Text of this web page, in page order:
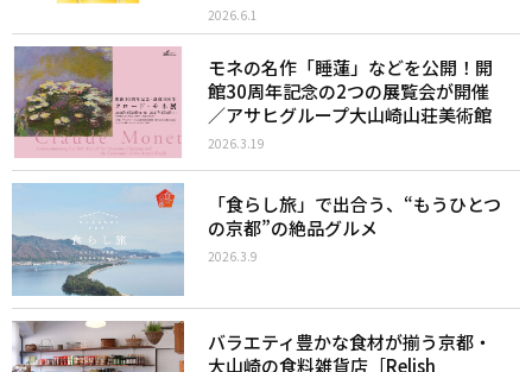
2026.6.1
モネの名作「睡蓮」などを公開！開
館30周年記念の2つの展覧会が開催
／アサヒグループ大山崎山荘美術館
2026.3.19
「食らし旅」で出合う、“もうひとつ
の京都”の絶品グルメ
2026.3.9
バラエティ豊かな食材が揃う京都・
大山崎の食料雑貨店［Relish